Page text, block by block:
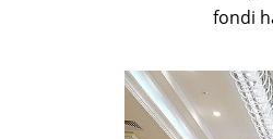
fondi